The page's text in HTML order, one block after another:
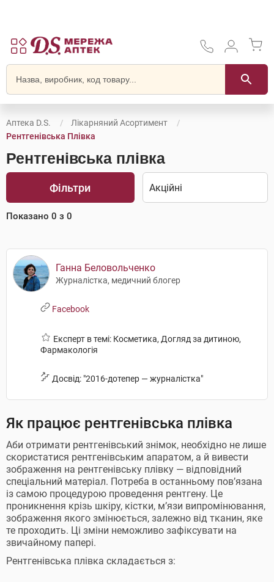
Аптека D.S.
Лікарняний Асортимент
Рентгенівська Плівка
Рентгенівська плівка
Фільтри
Показано 0 з 0
Ганна Беловольченко
Журналістка, медичний блогер
Facebook
Експерт в темі: Косметика, Догляд за дитиною,
Фармакологія
Досвід: "2016-дотепер — журналістка"
Як працює рентгенівська плівка
Аби отримати рентгенівський знімок, необхідно не лише
скористатися рентгенівським апаратом, а й вивести
зображення на рентгенівську плівку — відповідний
спеціальний матеріал. Потреба в останньому пов’язана
із самою процедурою проведення рентгену. Це
проникнення крізь шкіру, кістки, м’язи випромінювання,
зображення якого змінюється, залежно від тканин, яке
те проходить. Ці зміни неможливо зафіксувати на
звичайному папері.
Рентгенівська плівка складається з: